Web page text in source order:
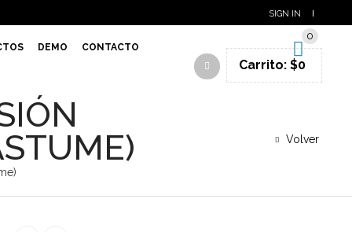
SIGN IN
DEMO CONTACTO
0
Carrito: $0
Volver